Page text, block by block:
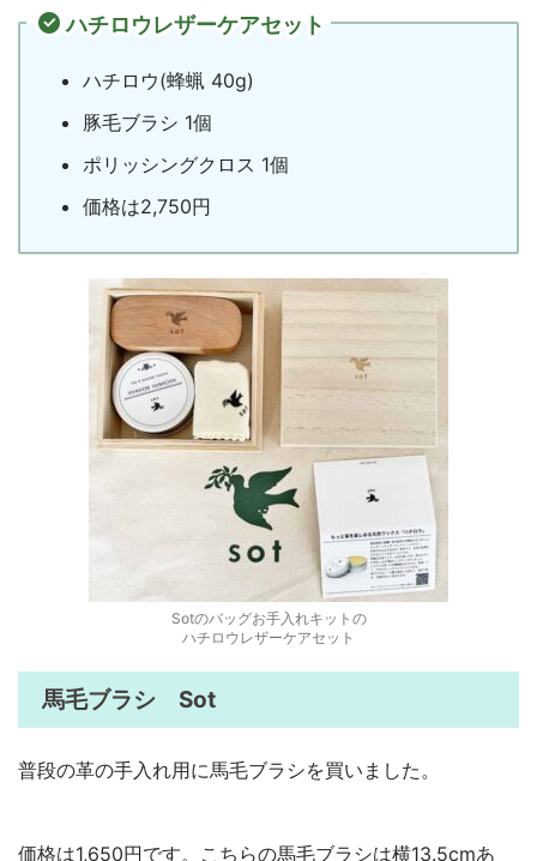
ハチロウレザーケアセット
ハチロウ(蜂蝋 40g)
豚毛ブラシ 1個
ポリッシングクロス 1個
価格は2,750円
Sotのバッグお手入れキットの
ハチロウレザーケアセット
馬毛ブラシ Sot
普段の革の手入れ用に馬毛ブラシを買いました。
価格は1,650円です。こちらの馬毛ブラシは横13.5cmあ